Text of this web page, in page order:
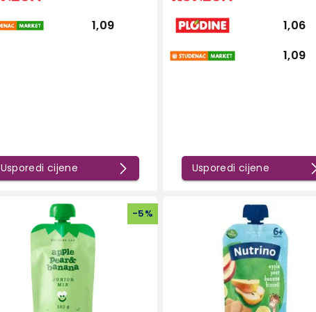
1,09
Usporedi cijene
1,06
1,09
Usporedi cijene
-5%